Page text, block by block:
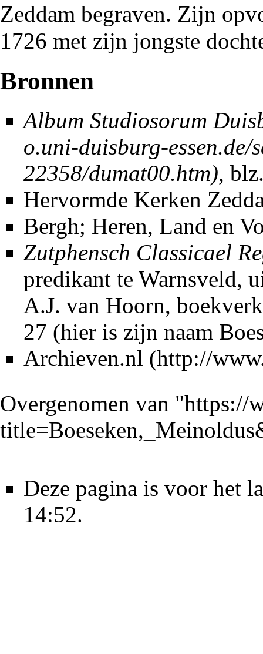
Zeddam begraven. Zijn
1726 met zijn jongste
Bronnen
Album Studiosorum
,
Hervormde Kerken
Bergh; Heren, Land en
Zutphensch Classicael
predikant te Warnsveld,
A.J. van Hoorn,
27 (hier is zijn naam
Archieven.nl
Overgenomen van "https://
Deze pagina is voor het
14:52.